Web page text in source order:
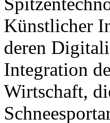
Künstlicher
deren
Integration
Wirtschaft,